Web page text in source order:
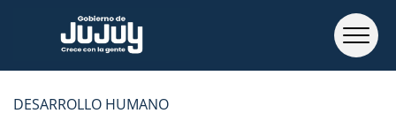
DESARROLLO HUMANO